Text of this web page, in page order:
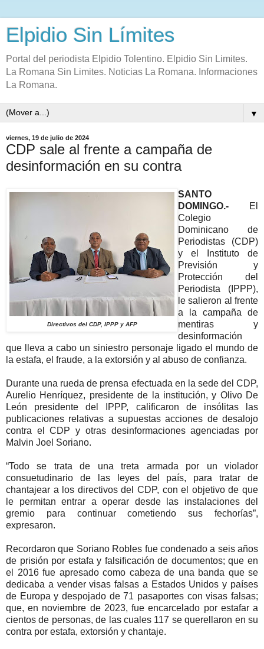
Elpidio Sin Límites
Portal del periodista Elpidio Tolentino. Elpidio Sin Limites.
La Romana Sin Limites. Noticias La Romana. Informaciones
La Romana.
▼
viernes, 19 de julio de 2024
CDP sale al frente a campaña de
desinformación en su contra
Directivos del CDP, IPPP y AFP
SANTO
DOMINGO.- El
Colegio
Dominicano de
Periodistas (CDP)
y el Instituto de
Previsión y
Protección del
Periodista (IPPP),
le salieron al frente
a la campaña de
mentiras y
desinformación
que lleva a cabo un siniestro personaje ligado el mundo de
la estafa, el fraude, a la extorsión y al abuso de confianza.
Durante una rueda de prensa efectuada en la sede del CDP,
Aurelio Henríquez, presidente de la institución, y Olivo De
León presidente del IPPP, calificaron de insólitas las
publicaciones relativas a supuestas acciones de desalojo
contra el CDP y otras desinformaciones agenciadas por
Malvin Joel Soriano.
“Todo se trata de una treta armada por un violador
consuetudinario de las leyes del país, para tratar de
chantajear a los directivos del CDP, con el objetivo de que
le permitan entrar a operar desde las instalaciones del
gremio para continuar cometiendo sus fechorías”,
expresaron.
Recordaron que Soriano Robles fue condenado a seis años
de prisión por estafa y falsificación de documentos; que en
el 2016 fue apresado como cabeza de una banda que se
dedicaba a vender visas falsas a Estados Unidos y países
de Europa y despojado de 71 pasaportes con visas falsas;
que, en noviembre de 2023, fue encarcelado por estafar a
cientos de personas, de las cuales 117 se querellaron en su
contra por estafa, extorsión y chantaje.